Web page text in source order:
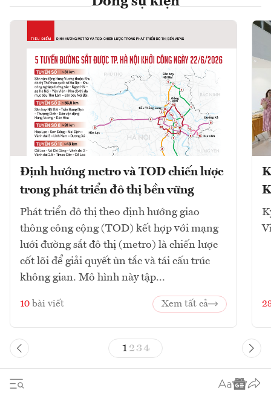
Định hướng metro và TOD chiến lược
trong phát triển đô thị bền vững
Phát triển đô thị theo định hướng giao
thông công cộng (TOD) kết hợp với mạng
lưới đường sắt đô thị (metro) là chiến lược
cốt lõi để giải quyết ùn tắc và tái cấu trúc
không gian. Mô hình này tập...
10 bài viết Xem tất cả
1 23 4